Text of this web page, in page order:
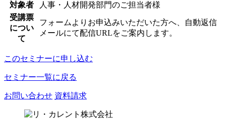
対象者
人事・人材開発部門のご担当者様
受講票
につい
て
フォームよりお申込みいただいた方へ、自動返信
メールにて配信URLをご案内します。
このセミナーに申し込む
セミナー一覧に戻る
お問い合わせ 資料請求